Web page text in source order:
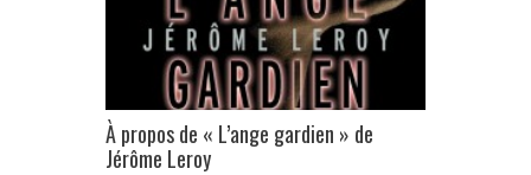
À propos de « L’ange gardien » de
Jérôme Leroy